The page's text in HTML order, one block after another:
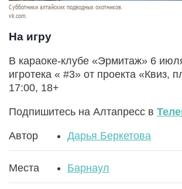
Субботники алтайских подводных охотников.
vk.com.
На игру
В караоке-клубе «Эрмитаж» 6
игротека « #3» от проекта «Квиз,
17:00, 18+
Подпишитесь на Алтапресс в
Автор Дарья Беркетова
Места Барнаул